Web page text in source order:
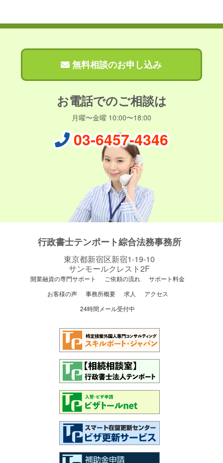
無料相談のお申し込み
お電話でのご相談は
月曜〜金曜 10:00〜18:00
03-6457-4346
行政書士テンポート綜合法務事務所
東京都新宿区新宿1-19-10
サンモールクレスト2F
開業融資の専門サポート ご依頼の流れ
サポート料金
お客様の声
事務所概要 求人
アクセス
24時間メール受付中